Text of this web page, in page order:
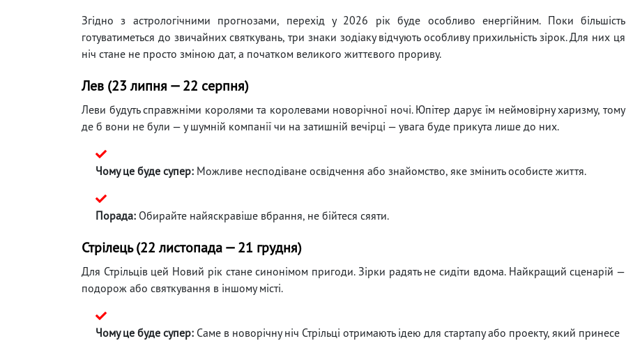
Згідно з астрологічними прогнозами, перехід у 2026 рік буде особливо енергійним. Поки більшість
готуватиметься до звичайних святкувань, три знаки зодіаку відчують особливу прихильність зірок. Для них ця
ніч стане не просто зміною дат, а початком великого життєвого прориву.
Лев (23 липня — 22 серпня)
Леви будуть справжніми королями та королевами новорічної ночі. Юпітер дарує їм неймовірну харизму, тому
де б вони не були — у шумній компанії чи на затишній вечірці — увага буде прикута лише до них.
Чому це буде супер: Можливе несподіване освідчення або знайомство, яке змінить особисте життя.
Порада: Обирайте найяскравіше вбрання, не бійтеся сяяти.
Стрілець (22 листопада — 21 грудня)
Для Стрільців цей Новий рік стане синонімом пригоди. Зірки радять не сидіти вдома. Найкращий сценарій —
подорож або святкування в іншому місті.
Чому це буде супер: Саме в новорічну ніч Стрільці отримають ідею для стартапу або проекту, який принесе